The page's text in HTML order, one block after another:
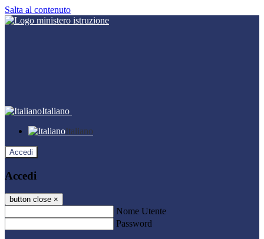
Salta al contenuto
Italiano
Italiano
Accedi
Accedi
button close ×
Nome Utente
Password